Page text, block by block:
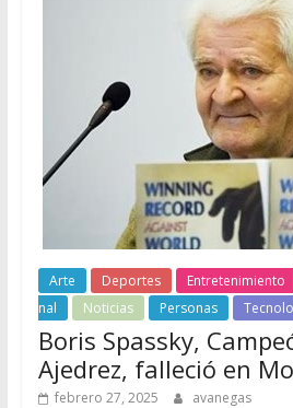
Arte Deportes Entretenimiento
nal
Noticias Personas
Boris Spassky,
Ajedrez, falleció en
febrero 27, 2025 avanegas